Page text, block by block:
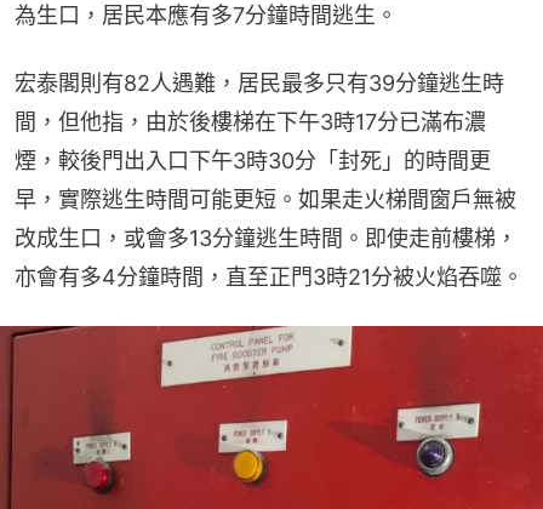
為生口，居民本應有多7分鐘時間逃生。
宏泰閣則有82人遇難，居民最多只有39分鐘逃生時
間，但他指，由於後樓梯在下午3時17分已滿布濃
煙，較後門出入口下午3時30分「封死」的時間更
早，實際逃生時間可能更短。如果走火梯間窗戶無被
改成生口，或會多13分鐘逃生時間。即使走前樓梯，
亦會有多4分鐘時間，直至正門3時21分被火焰吞噬。